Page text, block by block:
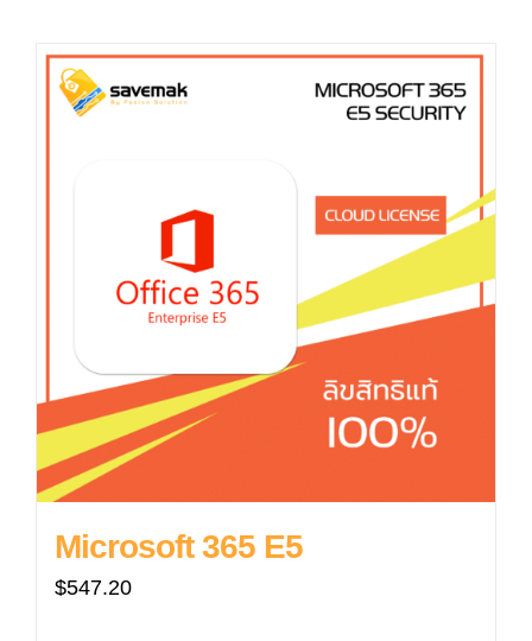
Microsoft 365 E5
$547.20